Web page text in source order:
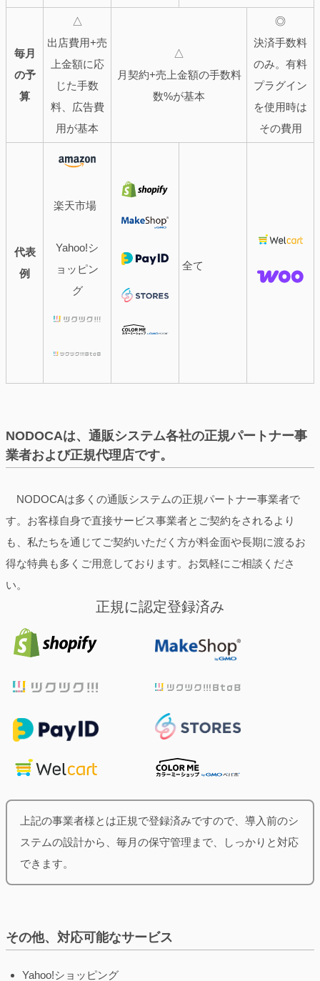
毎月
の予
算
△
出店費用+売
上金額に応
じた手数
料、広告費
用が基本
△
月契約+売上金額の手数料
数%が基本
◎
決済手数料
のみ。有料
プラグイン
を使用時は
その費用
代表
例
楽天市場
Yahoo!シ
ョッピン
グ
全て
NODOCAは、通販システム各社の正規パートナー事
業者および正規代理店です。
NODOCAは多くの通販システムの正規パートナー事業者で
す。お客様自身で直接サービス事業者とご契約をされるより
も、私たちを通じてご契約いただく方が料金面や長期に渡るお
得な特典も多くご用意しております。お気軽にご相談くださ
い。
正規に認定登録済み
上記の事業者様とは正規で登録済みですので、導入前のシ
ステムの設計から、毎月の保守管理まで、しっかりと対応
できます。
その他、対応可能なサービス
Yahoo!ショッピング